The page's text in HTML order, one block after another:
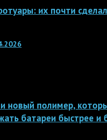
их почти
новый полимер,
батареи быстрее и